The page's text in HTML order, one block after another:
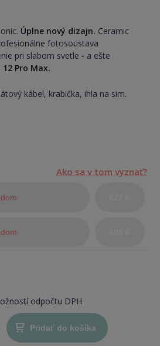
Úplne nový dizajn. Ceramic
fotosoustava
pri slabom svetle - a ešte
12 Pro Max.
kábel, krabička, ihla na sim.
Ako sa v tom vyznať?
odpočtu DPH
Pridať do košíka